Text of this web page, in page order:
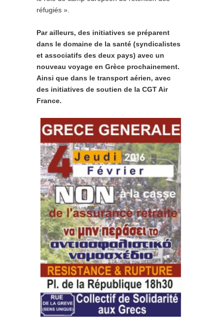
réfugiés ».
Par ailleurs, des initiatives se préparent
dans le domaine de la santé (syndicalistes
et associatifs des deux pays) avec un
nouveau voyage en Grèce prochainement.
Ainsi que dans le transport aérien, avec
des initiatives de soutien de la CGT Air
France.